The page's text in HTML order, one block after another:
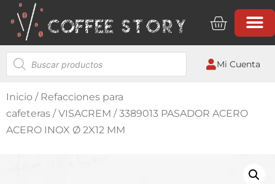
Mi Cuenta
Inicio / Refacciones para
cafeteras /VISACREM / 3389013 PASADOR ACERO
ACERO INOX Ø 2X12 MM